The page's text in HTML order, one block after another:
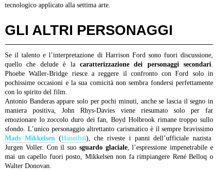
tecnologico applicato alla settima arte.
GLI ALTRI PERSONAGGI
Se il talento e l’interpretazione di Harrison Ford sono fuori discussione,
quello che delude è la caratterizzazione dei personaggi secondari.
Phoebe Waller-Bridge riesce a reggere il confronto con Ford solo in
pochissime occasioni e la sua comicità non sembra fondersi perfettamente
con lo spirito del film.
Antonio Banderas appare solo per pochi minuti, anche se lascia il segno in
maniera positiva, John Rhys-Davies viene riesumato solo per far
emozionare lo zoccolo duro dei fan, Boyd Holbrook rimane troppo sullo
sfondo. L’unico personaggio altrettanto carismatico è il sempre bravissimo
Mads Mikkelsen(Hannibal), che riveste i panni dell’ufficiale nazista
Jurgen Voller. Con il suo sguardo glaciale, l’espressione impenetrabile e
mai un capello fuori posto, Mikkelsen non fa rimpiangere René Belloq o
Walter Donovan.